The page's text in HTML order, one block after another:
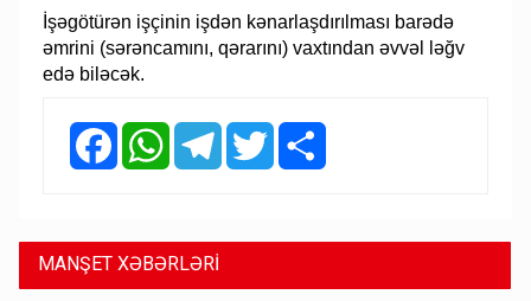
İşəgötürən işçinin işdən kənarlaşdırılması barədə
əmrini (sərəncamını, qərarını) vaxtından əvvəl ləğv
edə biləcək.
FacebookWhatsAppTelegramTwitter
MANŞET XƏBƏRLƏRİ